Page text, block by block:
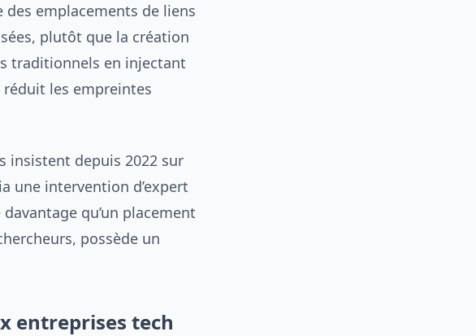
emplacements de liens
plutôt que la création
traditionnels en injectant
réduit les empreintes
insistent depuis 2022 sur
une intervention d’expert
qu’un placement
possède un
entreprises tech